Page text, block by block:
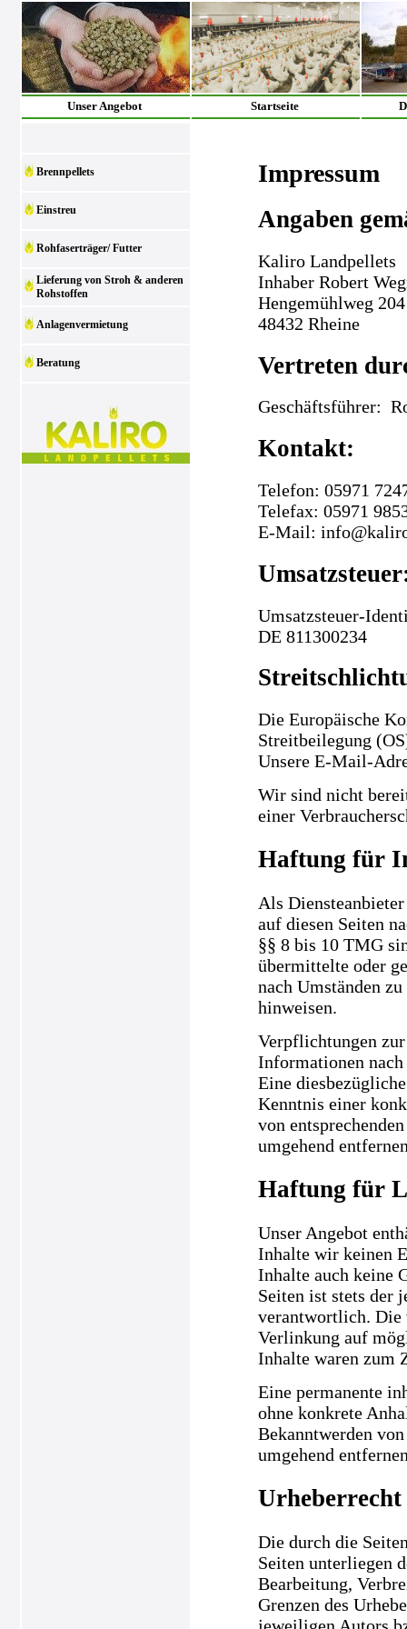
Unser Angebot Startseite
Brennpellets
Einstreu
Rohfaserträger/ Futter
Lieferung von Stroh & anderen
Rohstoffen
Anlagenvermietung
Beratung
Impressum
Angaben
Kaliro Landpellets
Inhaber Robert
Hengemühlweg 204
48432 Rheine
Vertreten
Geschäftsführer:
Kontakt:
Telefon: 05971
Telefax: 05971
E-Mail:
Umsatzsteuer-
DE 811300234
Die Europäische
Streitbeilegung
Unsere E-Mail-
Wir sind nicht
einer
Haftung für
Als
auf diesen Seiten
§§ 8 bis 10 TMG
übermittelte oder
nach Umständen
hinweisen.
Verpflichtungen
Informationen
Eine
Kenntnis einer
von
umgehend
Haftung für
Unser Angebot
Inhalte wir keinen
Inhalte auch keine
Seiten ist stets der
verantwortlich. Die
Verlinkung auf
Inhalte waren zum
Eine permanente
ohne konkrete
Bekanntwerden
umgehend
Urheberrecht
Die durch die
Seiten unterliegen
Bearbeitung,
Grenzen des